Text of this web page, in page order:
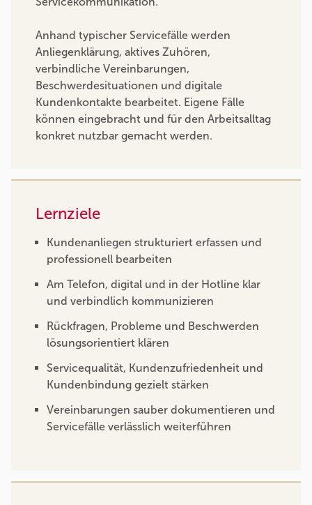
Anhand typischer Servicefälle werden
Anliegenklärung, aktives Zuhören,
verbindliche Vereinbarungen,
Beschwerdesituationen und digitale
Kundenkontakte bearbeitet. Eigene Fälle
können eingebracht und für den Arbeitsalltag
konkret nutzbar gemacht werden.
Lernziele
Kundenanliegen strukturiert erfassen und
professionell bearbeiten
Am Telefon, digital und in der Hotline klar
und verbindlich kommunizieren
Rückfragen, Probleme und Beschwerden
lösungsorientiert klären
Servicequalität, Kundenzufriedenheit und
Kundenbindung gezielt stärken
Vereinbarungen sauber dokumentieren und
Servicefälle verlässlich weiterführen